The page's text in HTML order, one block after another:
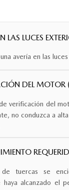
LAS LUCES
avería en las
DEL MOTOR
verificación del
no conduzca a
tuercas se
haya alcanzado el